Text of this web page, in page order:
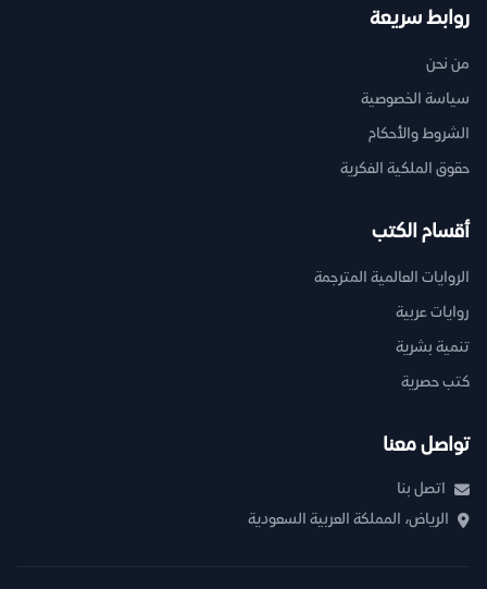
روابط سريعة
من نحن
سياسة الخصوصية
الشروط والأحكام
حقوق الملكية الفكرية
أقسام الكتب
الروايات العالمية المترجمة
روايات عربية
تنمية بشرية
كتب حصرية
تواصل معنا
اتصل بنا
الرياض، المملكة العربية السعودية